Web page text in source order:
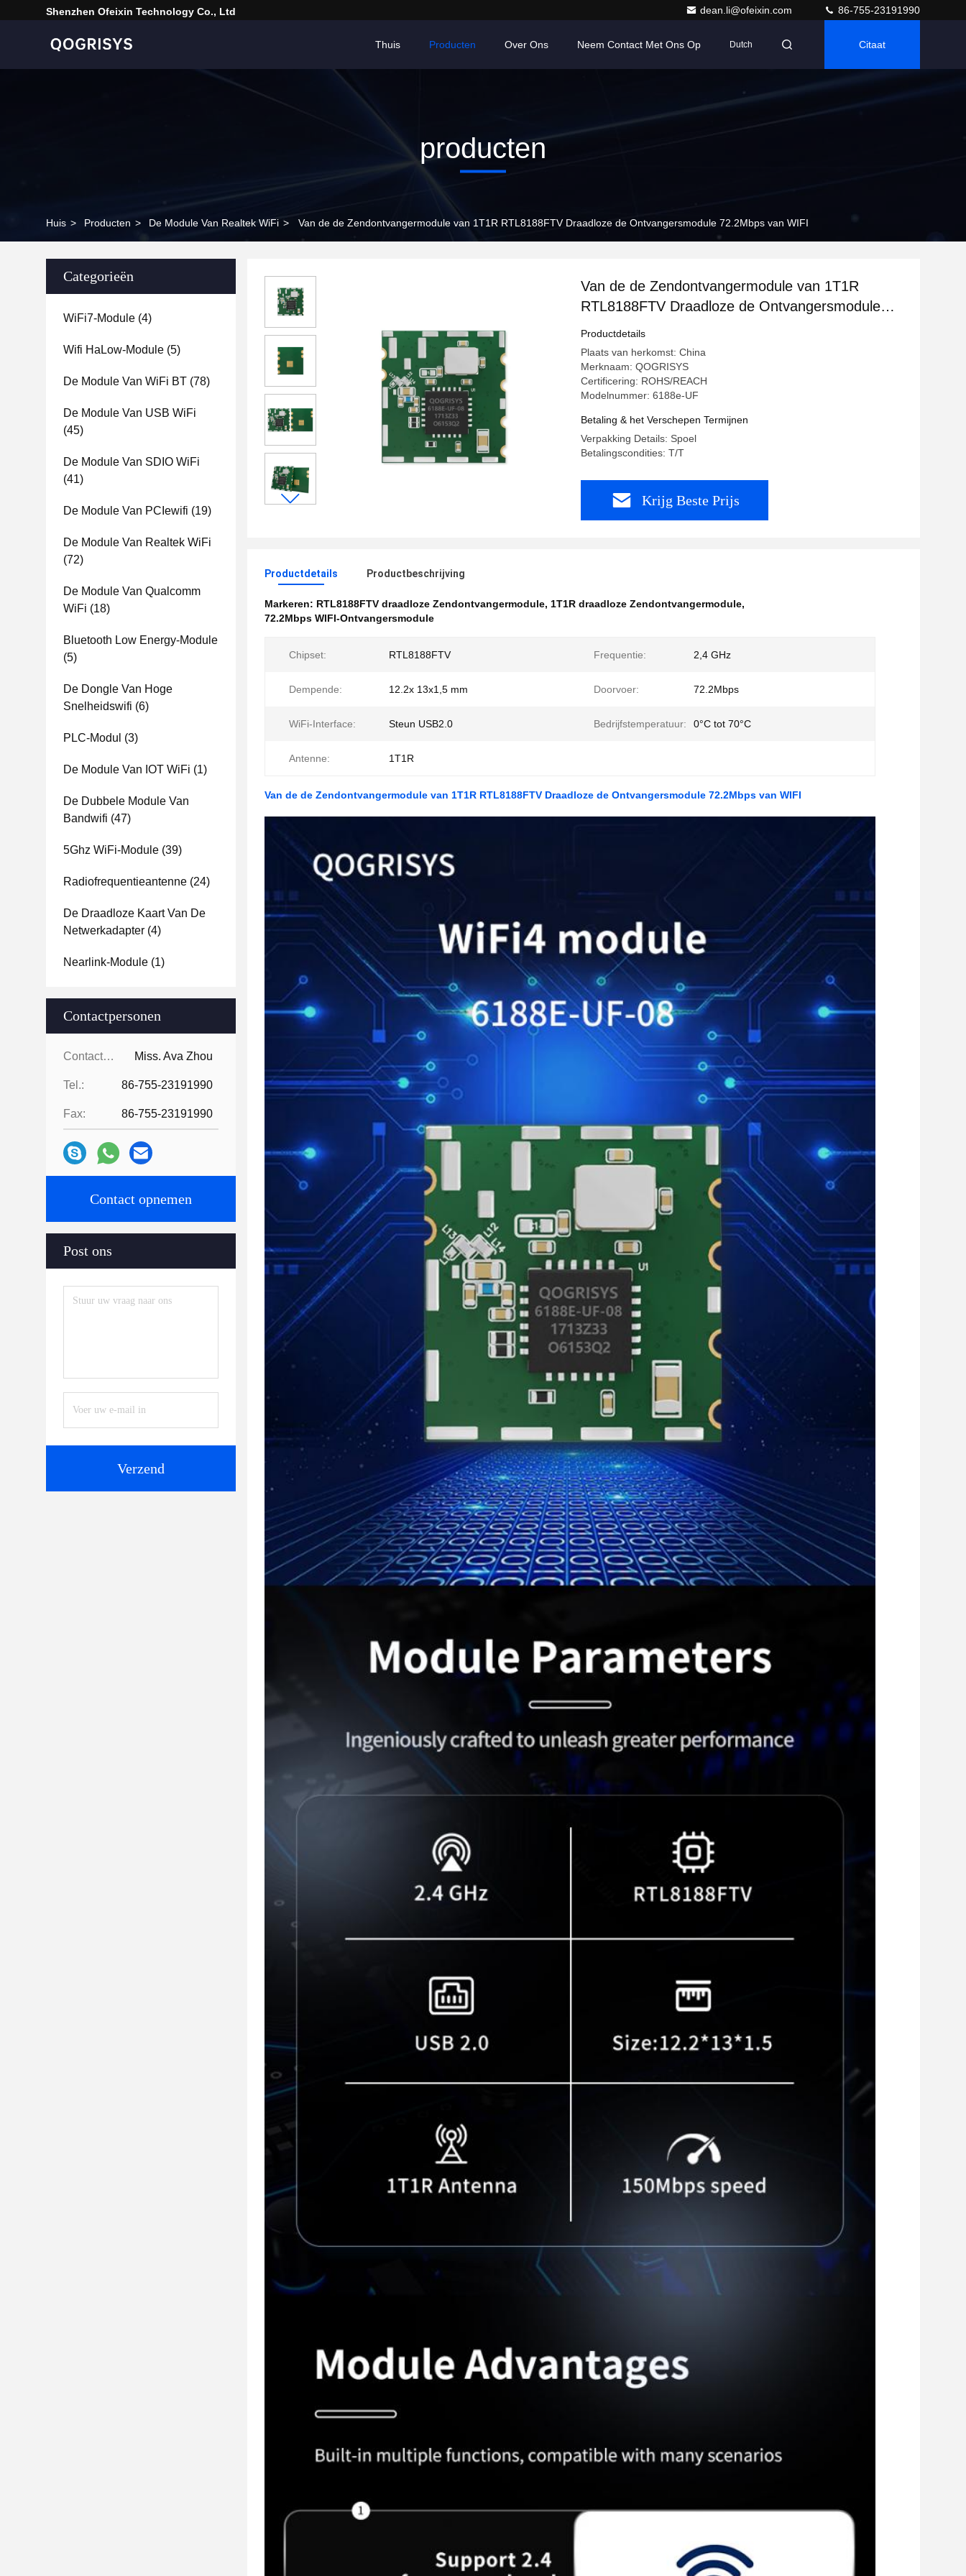
Shenzhen Ofeixin Technology Co., Ltd dean.li@ofeixin.com 86-755-23191990
Thuis Producten Over Ons Neem Contact Met Ons Op Dutch Citaat
producten
Huis > Producten > De Module Van Realtek WiFi > Van de de Zendontvangermodule van 1T1R RTL8188FTV Draadloze de Ontvangersmodule 72.2Mbps van WIFI
Categorieën
WiFi7-Module (4)
Wifi HaLow-Module (5)
De Module Van WiFi BT (78)
De Module Van USB WiFi
(45)
De Module Van SDIO WiFi
(41)
De Module Van PCIewifi (19)
De Module Van Realtek WiFi
(72)
De Module Van Qualcomm
WiFi (18)
Bluetooth Low Energy-Module
(5)
De Dongle Van Hoge
Snelheidswifi (6)
PLC-Modul (3)
De Module Van IOT WiFi (1)
De Dubbele Module Van
Bandwifi (47)
5Ghz WiFi-Module (39)
Radiofrequentieantenne (24)
De Draadloze Kaart Van De
Netwerkadapter (4)
Nearlink-Module (1)
Contactpersonen
Contactpersonen: Miss. Ava Zhou
Tel.: 86-755-23191990
Fax: 86-755-23191990
Contact opnemen
Post ons
Verzend
Van de de Zendontvangermodule van 1T1R
RTL8188FTV Draadloze de Ontvangersmodule
72.2Mbps van WIFI
Productdetails
Plaats van herkomst: China
Merknaam: QOGRISYS
Certificering: ROHS/REACH
Modelnummer: 6188e-UF
Betaling & het Verschepen Termijnen
Verpakking Details: Spoel
Betalingscondities: T/T
Krijg Beste Prijs
Productdetails Productbeschrijving
Markeren: RTL8188FTV draadloze Zendontvangermodule, 1T1R draadloze Zendontvangermodule,
72.2Mbps WIFI-Ontvangersmodule
Chipset: RTL8188FTV Frequentie: 2,4 GHz
Dempende: 12.2x 13x1,5 mm Doorvoer: 72.2Mbps
WiFi-Interface: Steun USB2.0 Bedrijfstemperatuur: 0°C tot 70°C
Antenne: 1T1R
Van de de Zendontvangermodule van 1T1R RTL8188FTV Draadloze de Ontvangersmodule 72.2Mbps van WIFI